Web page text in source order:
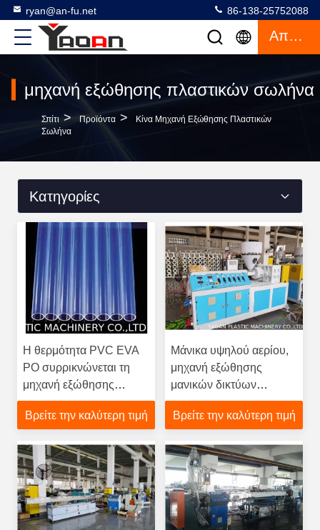
ryan@an-fu.net 86-138-25752088
Απόσπασμα
μηχανή εξώθησης πλαστικών σωλήνα
Σπίτι > Προϊόντα >
Κίνα Μηχανή Εξώθησης Πλαστικών
Σωλήνα
Κατηγορίες
Η θερμότητα PVC EVA
PO συρρικνώνεται τη
μηχανή εξώθησης
σωλήνων
Βρείτε την καλύτερη τιμή
Μάνικα υψηλού αερίου,
μηχανή εξώθησης
μανικών δικτύων
παράδοσης νερού,
αντίσταση χαμηλής
Βρείτε την καλύτερη τιμή